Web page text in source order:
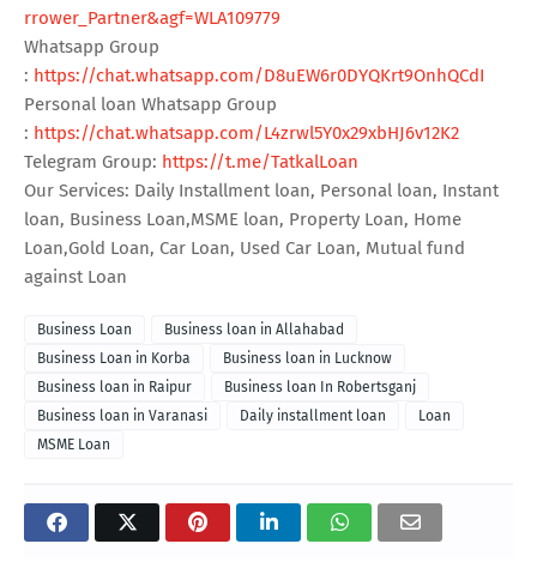
rrower_Partner&agf=WLA109779
Whatsapp Group
: https://chat.whatsapp.com/D8uEW6r0DYQKrt9OnhQCdI
Personal loan Whatsapp Group
: https://chat.whatsapp.com/L4zrwl5Y0x29xbHJ6v12K2
Telegram Group: https://t.me/TatkalLoan
Our Services: Daily Installment loan, Personal loan, Instant
loan, Business Loan,MSME loan, Property Loan, Home
Loan,Gold Loan, Car Loan, Used Car Loan, Mutual fund
against Loan
Business Loan
Business loan in Allahabad
Business Loan in Korba
Business loan in Lucknow
Business loan in Raipur
Business loan In Robertsganj
Business loan in Varanasi
Daily installment loan
Loan
MSME Loan